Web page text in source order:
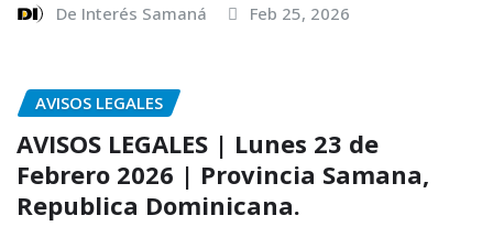
De Interés Samaná Feb 25, 2026
AVISOS LEGALES
AVISOS LEGALES | Lunes 23 de
Febrero 2026 | Provincia Samana,
Republica Dominicana.